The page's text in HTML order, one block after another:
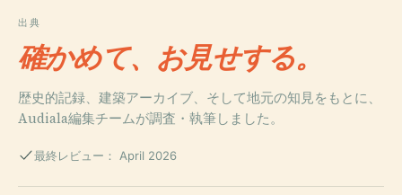
出典
確かめて、お見せする。
歴史的記録、建築アーカイブ、そして地元の知見をもとに、
Audiala編集チームが調査・執筆しました。
最終レビュー： April 2026